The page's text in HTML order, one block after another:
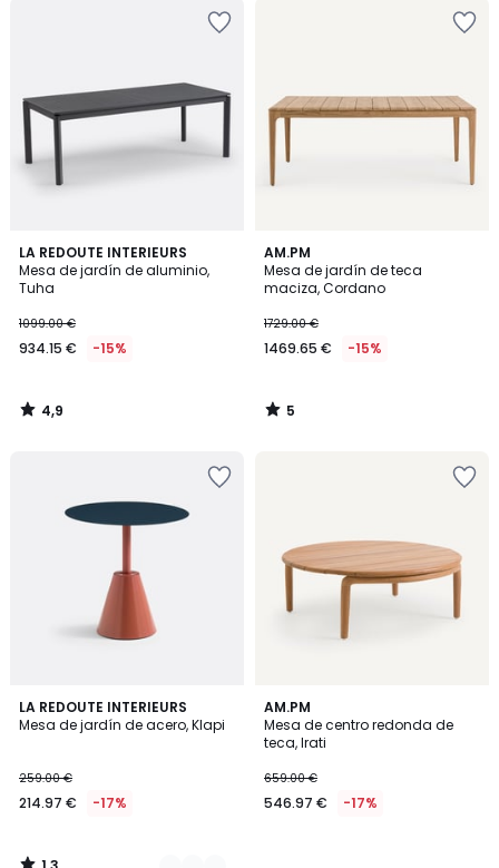
LA REDOUTE INTERIEURS
Mesa de jardín de aluminio,
Tuha
1099.00 €
934.15 € -15%
4,9
/ 5
4,9
/
AM.PM
Mesa de jardín de teca
maciza, Cordano
1729.00 €
1469.65 € -15%
5
/
5
5
/
LA REDOUTE INTERIEURS
Mesa de jardín de acero, Klapi
259.00 €
214.97 € -17%
1,3
/
2
Colores
AM.PM
Mesa de centro redonda de
teca, Irati
659.00 €
546.97 € -17%